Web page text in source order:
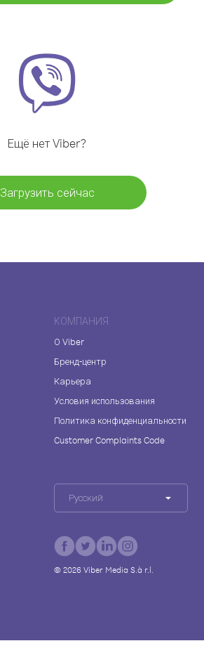
Ещё нет Viber?
Загрузить сейчас
КОМПАНИЯ
О Viber
Бренд-центр
Карьера
Условия использования
Политика конфиденциальности
Customer Complaints Code
Русский
© 2026Viber Media S.à r.l.